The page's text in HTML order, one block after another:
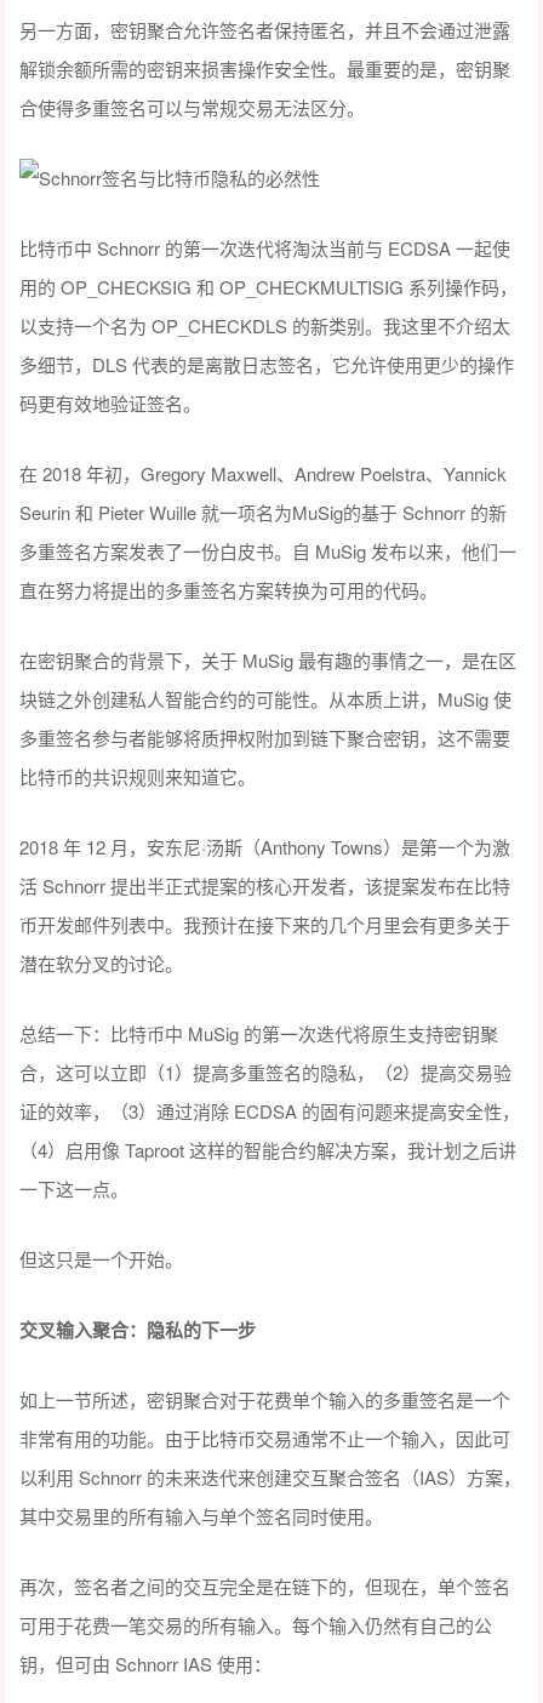
另一方面，密钥聚合允许签名者保持匿名，并且不会通过泄露
解锁余额所需的密钥来损害操作安全性。最重要的是，密钥聚
合使得多重签名可以与常规交易无法区分。
比特币中 Schnorr 的第一次迭代将淘汰当前与 ECDSA 一起使
用的 OP_CHECKSIG 和 OP_CHECKMULTISIG 系列操作码，
以支持一个名为 OP_CHECKDLS 的新类别。我这里不介绍太
多细节，DLS 代表的是离散日志签名，它允许使用更少的操作
码更有效地验证签名。
在 2018 年初，Gregory Maxwell、Andrew Poelstra、Yannick
Seurin 和 Pieter Wuille 就一项名为MuSig的基于 Schnorr 的新
多重签名方案发表了一份白皮书。自 MuSig 发布以来，他们一
直在努力将提出的多重签名方案转换为可用的代码。
在密钥聚合的背景下，关于 MuSig 最有趣的事情之一，是在区
块链之外创建私人智能合约的可能性。从本质上讲，MuSig 使
多重签名参与者能够将质押权附加到链下聚合密钥，这不需要
比特币的共识规则来知道它。
2018 年 12 月，安东尼·汤斯（Anthony Towns）是第一个为激
活 Schnorr 提出半正式提案的核心开发者，该提案发布在比特
币开发邮件列表中。我预计在接下来的几个月里会有更多关于
潜在软分叉的讨论。
总结一下：比特币中 MuSig 的第一次迭代将原生支持密钥聚
合，这可以立即（1）提高多重签名的隐私，（2）提高交易验
证的效率，（3）通过消除 ECDSA 的固有问题来提高安全性，
（4）启用像 Taproot 这样的智能合约解决方案，我计划之后讲
一下这一点。
但这只是一个开始。
交叉输入聚合：隐私的下一步
如上一节所述，密钥聚合对于花费单个输入的多重签名是一个
非常有用的功能。由于比特币交易通常不止一个输入，因此可
以利用 Schnorr 的未来迭代来创建交互聚合签名（IAS）方案，
其中交易里的所有输入与单个签名同时使用。
再次，签名者之间的交互完全是在链下的，但现在，单个签名
可用于花费一笔交易的所有输入。每个输入仍然有自己的公
钥，但可由 Schnorr IAS 使用：